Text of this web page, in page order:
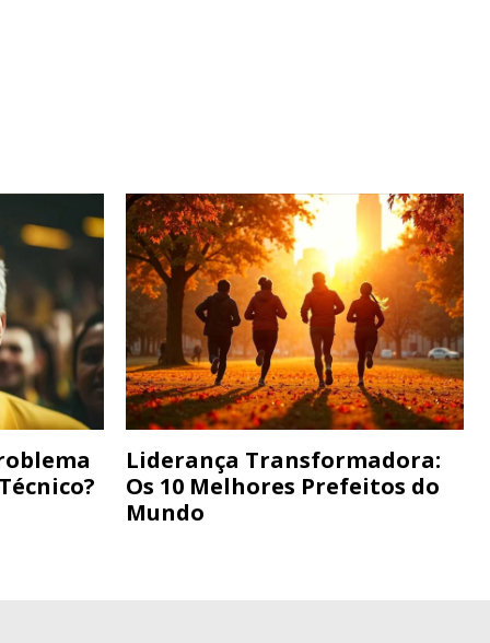
Liderança Transformadora:
Os 10 Melhores Prefeitos do
Mundo